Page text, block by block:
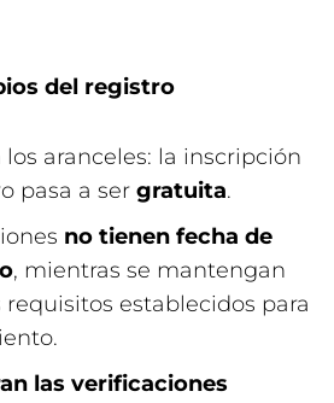
del registro
aranceles: la inscripción
pasa a ser gratuita.
no tienen fecha de
, mientras se mantengan
establecidos para
las verificaciones